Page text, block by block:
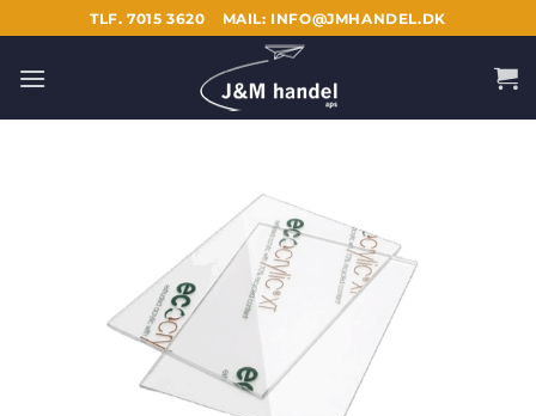
til
indhold
TLF. 7015 3620 MAIL: INFO@JMHANDEL.DK